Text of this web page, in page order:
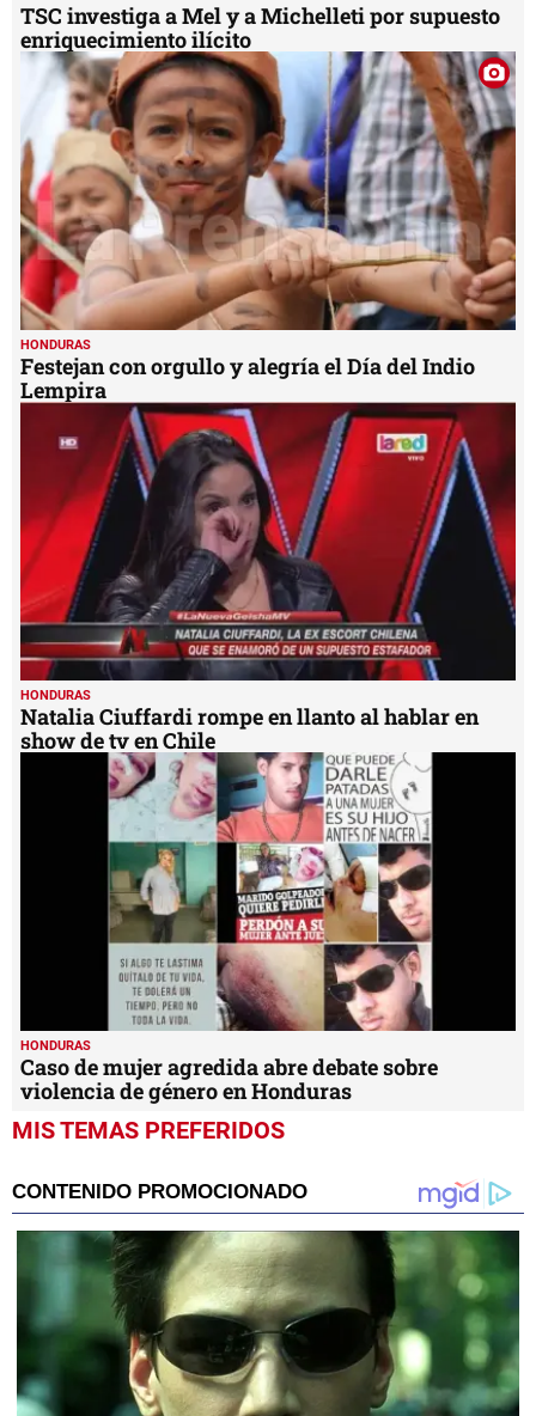
TSC investiga a Mel y a Michelleti por supuesto
enriquecimiento ilícito
HONDURAS
Festejan con orgullo y alegría el Día del Indio
Lempira
HONDURAS
Natalia Ciuffardi rompe en llanto al hablar en
show de tv en Chile
HONDURAS
Caso de mujer agredida abre debate sobre
violencia de género en Honduras
MIS TEMAS PREFERIDOS